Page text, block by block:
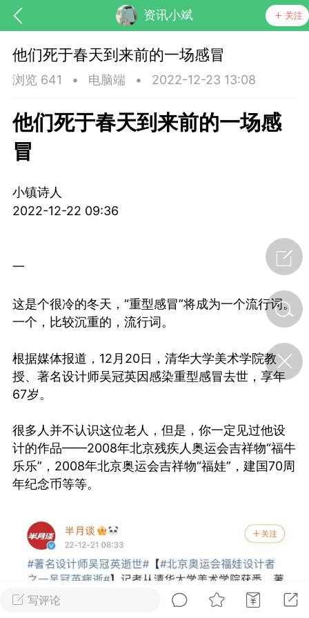
资讯小斌 关注
节气气象
·特急预警】关
节返乡期间“闪
急提示
【养正护络膏】？
小海（HAi） 2
明胃经
0
谷气为根，心气为枝——
《黄帝内经》脾胃养心论
写评论
他们死于春天到来前的一场感冒
浏览 641 • 电脑端 • 2022-12-23 13:08
他们死于春天到来前的一场感
冒
小镇诗人
2022-12-22 09:36
一
这是个很冷的冬天，“重型感冒”将成为一个流行词。
一个，比较沉重的，流行词。
根据媒体报道，12月20日，清华大学美术学院教
授、著名设计师吴冠英因感染重型感冒去世，享年
67岁。
很多人并不认识这位老人，但是，你一定见过他设
计的作品——2008年北京残疾人奥运会吉祥物“福牛
乐乐”，2008年北京奥运会吉祥物“福娃”，建国70周
年纪念币等等。